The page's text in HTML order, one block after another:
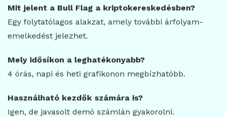
Mit jelent a Bull Flag a kriptokereskedésben?
Egy folytatólagos alakzat, amely további árfolyam-
emelkedést jelezhet.
Mely idősíkon a leghatékonyabb?
4 órás, napi és heti grafikonon megbízhatóbb.
Használható kezdők számára is?
Igen, de javasolt demó számlán gyakorolni.